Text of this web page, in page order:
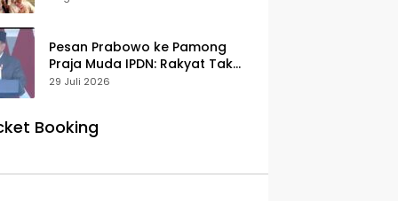
Pesan Prabowo ke Pamong
Praja Muda IPDN: Rakyat Tak
Butuh Birokrasi Berbelit
29 Juli 2026
Booking